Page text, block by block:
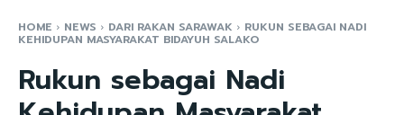
HOME NEWS DARI RAKAN SARAWAK RUKUN SEBAGAI NADI
KEHIDUPAN MASYARAKAT BIDAYUH SALAKO
Rukun sebagai Nadi